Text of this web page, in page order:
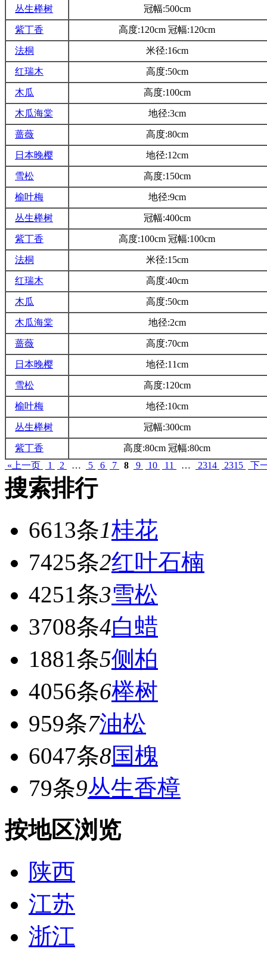
丛生榉树 冠幅:500cm
紫丁香 高度:120cm 冠幅:120cm
法桐 米径:16cm
红瑞木 高度:50cm
木瓜 高度:100cm
木瓜海棠 地径:3cm
蔷薇 高度:80cm
日本晚樱 地径:12cm
雪松 高度:150cm
榆叶梅 地径:9cm
丛生榉树 冠幅:400cm
紫丁香 高度:100cm 冠幅:100cm
法桐 米径:15cm
红瑞木 高度:40cm
木瓜 高度:50cm
木瓜海棠 地径:2cm
蔷薇 高度:70cm
日本晚樱 地径:11cm
雪松 高度:120cm
榆叶梅 地径:10cm
丛生榉树 冠幅:300cm
紫丁香
高度:80cm 冠幅:80cm
«上一页
1 2 … 5 6 7 8 9 10 11 … 2314 2315 下
搜索排行
6613条1桂花
7425条2红叶石楠
4251条3雪松
3708条4白蜡
1881条5侧柏
4056条6榉树
959条7油松
6047条8国槐
79条9丛生香樟
按地区浏览
陕西
江苏
浙江